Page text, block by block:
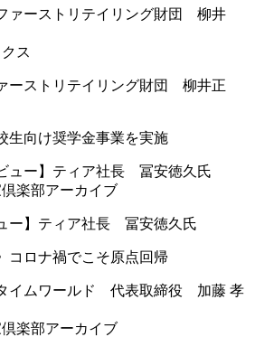
クス
ァーストリテイリング財団 柳井正
生向け奨学金事業を実施
楽部アーカイブ
ー】ティア社長 冨安徳久氏
コロナ禍でこそ原点回帰
楽部アーカイブ